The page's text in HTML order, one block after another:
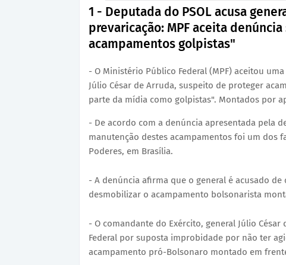
1 - Deputada do PSOL acusa
prevaricação: MPF aceita
acampamentos golpistas"
- O Ministério Público Federal (MPF) aceitou
Júlio César de Arruda, suspeito de proteger
parte da mídia como golpistas". Montados por
- De acordo com a denúncia apresentada pela
manutenção destes acampamentos foi um dos
Poderes, em Brasília.
- A denúncia afirma que o general é acusado
desmobilizar o acampamento bolsonarista
- O comandante do Exército, general Júlio
Federal por suposta improbidade por não ter
acampamento pró-Bolsonaro montado em